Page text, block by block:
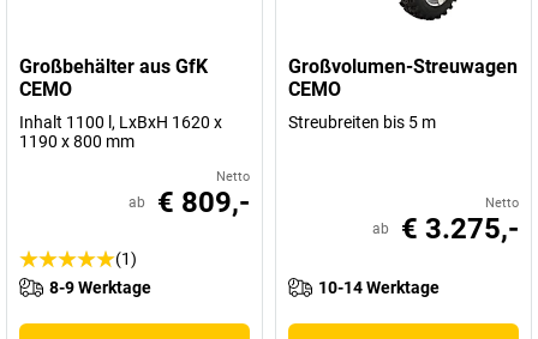
Großbehälter aus GfK
CEMO
Inhalt 1100 l, LxBxH 1620 x
1190 x 800 mm
Netto
ab € 809,-
(1)
8-9 Werktage
Großvolumen-Streuwagen
CEMO
Streubreiten bis 5 m
Netto
ab € 3.275,-
10-14 Werktage